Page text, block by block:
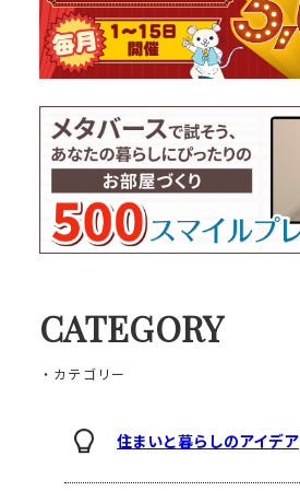
CATEGORY
・カテゴリー
住まいと暮らしのアイデア